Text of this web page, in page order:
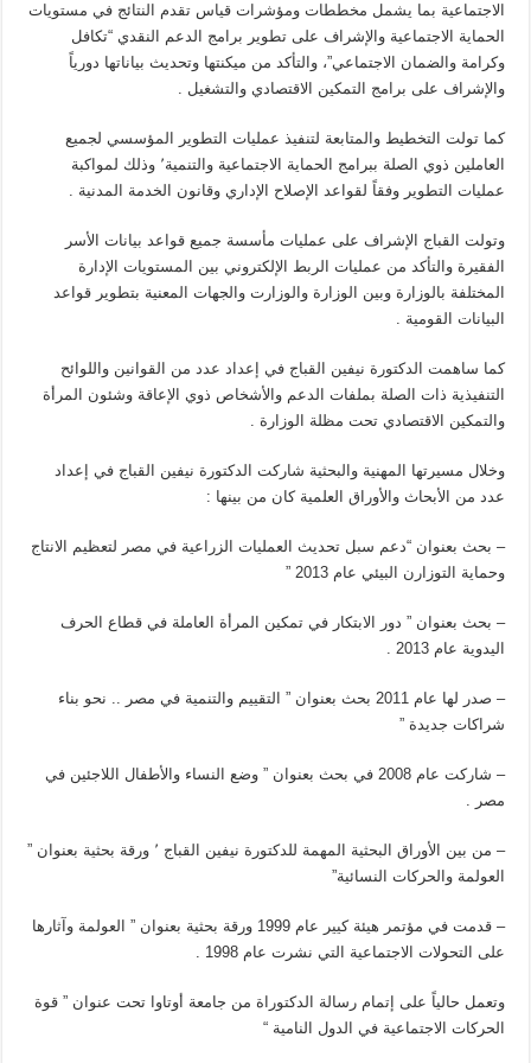
الاجتماعية بما يشمل مخططات ومؤشرات قياس تقدم النتائج في مستويات
الحماية الاجتماعية والإشراف على تطوير برامج الدعم النقدي “تكافل
وكرامة والضمان الاجتماعي”، والتأكد من ميكنتها وتحديث بياناتها دورياً
والإشراف على برامج التمكين الاقتصادي والتشغيل .
كما تولت التخطيط والمتابعة لتنفيذ عمليات التطوير المؤسسي لجميع
العاملين ذوي الصلة ببرامج الحماية الاجتماعية والتنمية٬ وذلك لمواكبة
عمليات التطوير وفقاً لقواعد الإصلاح الإداري وقانون الخدمة المدنية .
وتولت القباج الإشراف على عمليات مأسسة جميع قواعد بيانات الأسر
الفقيرة والتأكد من عمليات الربط الإلكتروني بين المستويات الإدارة
المختلفة بالوزارة وبين الوزارة والوزارت والجهات المعنية بتطوير قواعد
البيانات القومية .
كما ساهمت الدكتورة نيفين القباج في إعداد عدد من القوانين واللوائح
التنفيذية ذات الصلة بملفات الدعم والأشخاص ذوي الإعاقة وشئون المرأة
والتمكين الاقتصادي تحت مظلة الوزارة .
وخلال مسيرتها المهنية والبحثية شاركت الدكتورة نيفين القباج في إعداد
عدد من الأبحاث والأوراق العلمية كان من بينها :
– بحث بعنوان “دعم سبل تحديث العمليات الزراعية في مصر لتعظيم الانتاج
وحماية التوزارن البيئي عام 2013 ”
– بحث بعنوان ” دور الابتكار في تمكين المرأة العاملة في قطاع الحرف
اليدوية عام 2013 .
– صدر لها عام 2011 بحث بعنوان ” التقييم والتنمية في مصر .. نحو بناء
شراكات جديدة ”
– شاركت عام 2008 في بحث بعنوان ” وضع النساء والأطفال اللاجئين في
مصر .
– من بين الأوراق البحثية المهمة للدكتورة نيفين القباج ٬ ورقة بحثية بعنوان ”
العولمة والحركات النسائية”
– قدمت في مؤتمر هيئة كيير عام 1999 ورقة بحثية بعنوان ” العولمة وآثارها
على التحولات الاجتماعية التي نشرت عام 1998 .
وتعمل حالياً على إتمام رسالة الدكتوراة من جامعة أوتاوا تحت عنوان ” قوة
الحركات الاجتماعية في الدول النامية “